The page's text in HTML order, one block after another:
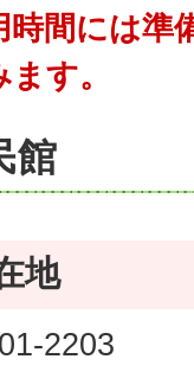
時間には準
す。
館
地
2203